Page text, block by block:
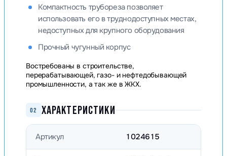
Компактность трубореза позволяет
использовать его в труднодоступных местах,
недоступных для крупного оборудования
Прочный чугунный корпус
Востребованы в строительстве,
перерабатывающей, газо- и нефтедобывающей
промышленности, а так же в ЖКХ.
02 ХАРАКТЕРИСТИКИ
Артикул 1024615